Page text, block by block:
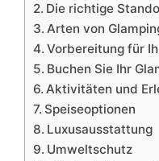
Die richtige
Arten von
Vorbereitung für
Buchen Sie Ihr
Aktivitäten und
Speiseoptionen
Luxusausstattung
Umweltschutz